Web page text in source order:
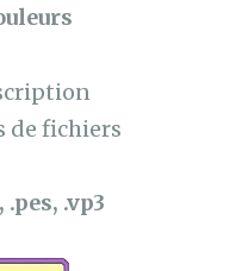
de fichiers
.vp3